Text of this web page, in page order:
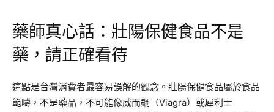
藥師真心話：壯陽保健食品不是
藥，請正確看待
這點是台灣消費者最容易誤解的觀念。壯陽保健食品屬於食品
範疇，不是藥品，不可能像威而鋼（Viagra）或犀利士